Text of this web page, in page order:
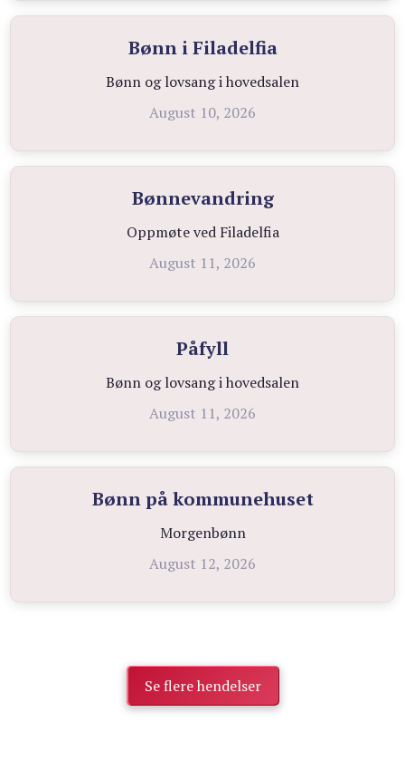
Bønn i Filadelfia
Bønn og lovsang i hovedsalen
August 10, 2026
Bønnevandring
Oppmøte ved Filadelfia
August 11, 2026
Påfyll
Bønn og lovsang i hovedsalen
August 11, 2026
Bønn på kommunehuset
Morgenbønn
August 12, 2026
Se flere hendelser